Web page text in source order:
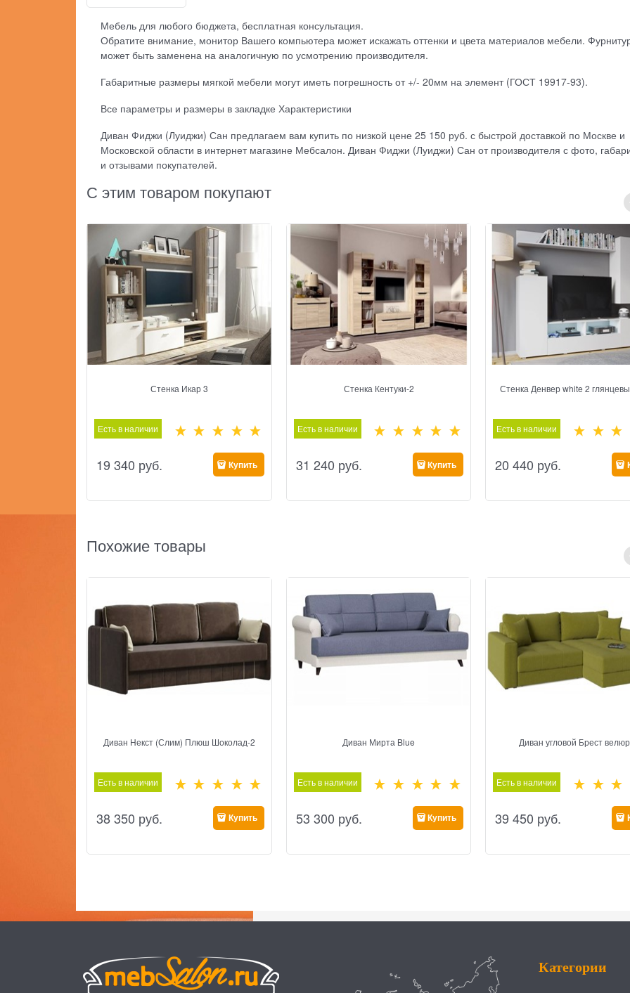
Мебель для любого бюджета, бесплатная консультация.
Обратите внимание, монитор Вашего компьютера может искажать оттенки и цвета материалов мебели.
может быть заменена на аналогичную по усмотрению производителя.
Габаритные размеры мягкой мебели могут иметь погрешность от +/- 20мм на элемент (ГОСТ 19917-93).
Все параметры и размеры в закладке Характеристики
Диван Фиджи (Луиджи) Сан предлагаем вам купить по низкой цене 25 150 руб. с быстрой доставкой по Москве и
Московской области в интернет магазине Мебсалон. Диван Фиджи (Луиджи) Сан от производителя с фото,
и отзывами покупателей.
С этим товаром покупают
Стенка Икар 3
Есть в наличии
19 340 руб. Купить
Стенка Кентуки-2
Есть в наличии
31 240 руб. Купить
Стенка Денвер white 2
Есть в наличии
20 440 руб.
Похожие товары
Диван Некст (Слим) Плюш Шоколад-2
Есть в наличии
38 350 руб. Купить
Диван Мирта Blue
Есть в наличии
53 300 руб. Купить
Диван угловой Брест
Есть в наличии
39 450 руб.
Категории